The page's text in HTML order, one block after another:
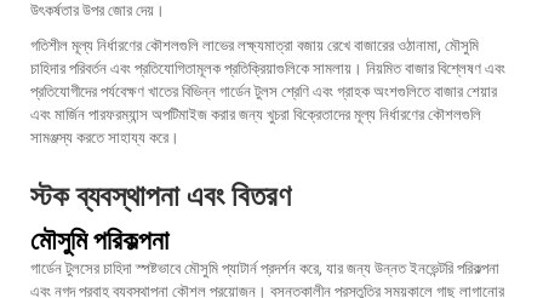
উৎকর্ষতার উপর জোর দেয়।
গতিশীল মূল্য নির্ধারণের কৌশলগুলি লাভের লক্ষ্যমাত্রা বজায় রেখে বাজারের ওঠানামা, মৌসুমি
চাহিদার পরিবর্তন এবং প্রতিযোগিতামূলক প্রতিক্রিয়াগুলিকে সামলায়। নিয়মিত বাজার বিশ্লেষণ এবং
প্রতিযোগীদের পর্যবেক্ষণ খাতের বিভিন্ন গার্ডেন টুলস শ্রেণি এবং গ্রাহক অংশগুলিতে বাজার শেয়ার
এবং মার্জিন পারফরম্যান্স অপটিমাইজ করার জন্য খুচরা বিক্রেতাদের মূল্য নির্ধারণের কৌশলগুলি
সামঞ্জস্য করতে সাহায্য করে।
স্টক ব্যবস্থাপনা এবং বিতরণ
মৌসুমি পরিকল্পনা
গার্ডেন টুলসের চাহিদা স্পষ্টভাবে মৌসুমি প্যাটার্ন প্রদর্শন করে, যার জন্য উন্নত ইনভেন্টরি পরিকল্পনা
এবং নগদ প্রবাহ ব্যবস্থাপনা কৌশল প্রয়োজন। বসন্তকালীন প্রস্তুতির সময়কালে গাছ লাগানোর